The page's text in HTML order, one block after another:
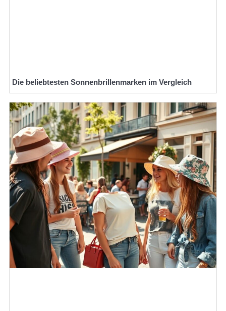
Die beliebtesten Sonnenbrillenmarken im Vergleich